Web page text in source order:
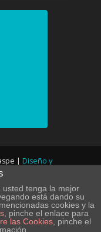
N/A
N/A
N/A
| Diseño y
usted tenga la mejor
está dando su
cookies y la
, pinche el enlace para
las Cookies, pinche el